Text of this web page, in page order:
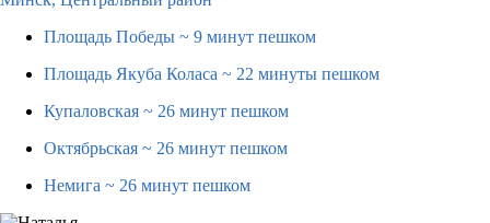
Площадь Победы ~ 9 минут пешком
Площадь Якуба Коласа ~ 22 минуты пешком
Купаловская ~ 26 минут пешком
Октябрьская ~ 26 минут пешком
Немига ~ 26 минут пешком